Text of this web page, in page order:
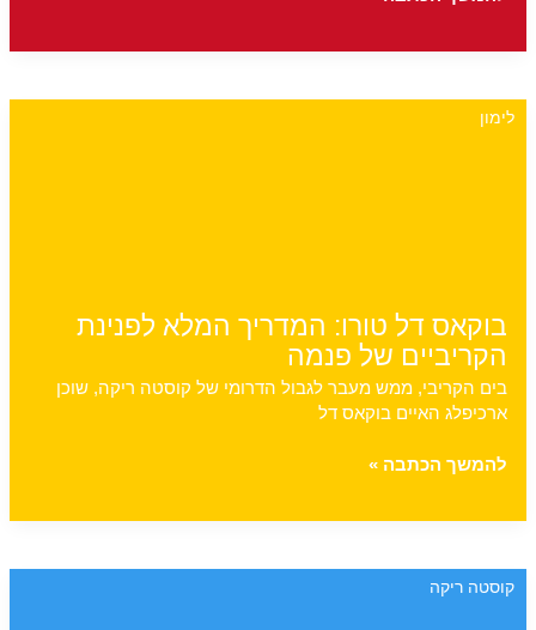
שיש
בוקאס דל טורו: המדריך המלא לפנינת
הקריביים של פנמה
לימון
בים הקריבי, ממש מעבר לגבול הדרומי של קוסטה ריקה, שוכן
ארכיפלג האיים בוקאס דל
בוקאס
המלא
לפנינת
להמשך הכתבה »
קוסטה ריקה